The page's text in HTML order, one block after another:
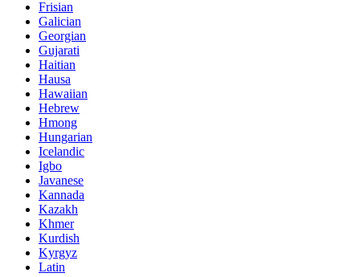
Frisian
Galician
Georgian
Gujarati
Haitian
Hausa
Hawaiian
Hebrew
Hmong
Hungarian
Icelandic
Igbo
Javanese
Kannada
Kazakh
Khmer
Kurdish
Kyrgyz
Latin